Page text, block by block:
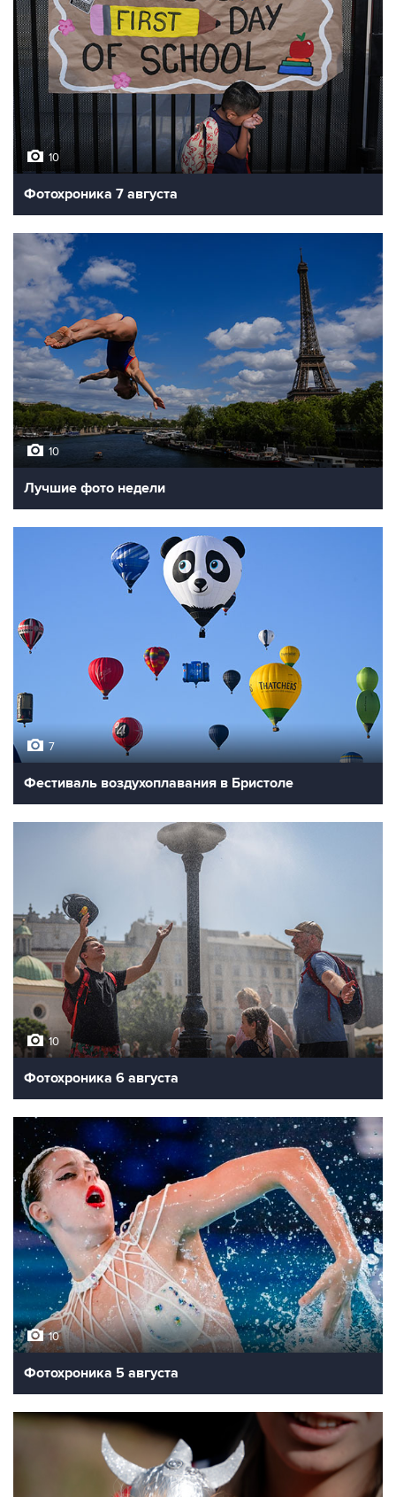
10
Фотохроника 7 августа
10
Лучшие фото недели
7
Фестиваль воздухоплавания в Бристоле
10
Фотохроника 6 августа
10
Фотохроника 5 августа